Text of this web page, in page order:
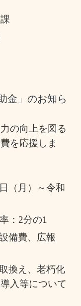
金」のお知ら
の向上を図る
を応援しま
（月）～令和
： 2分の1
備費、広報
換え、老朽化
入等について